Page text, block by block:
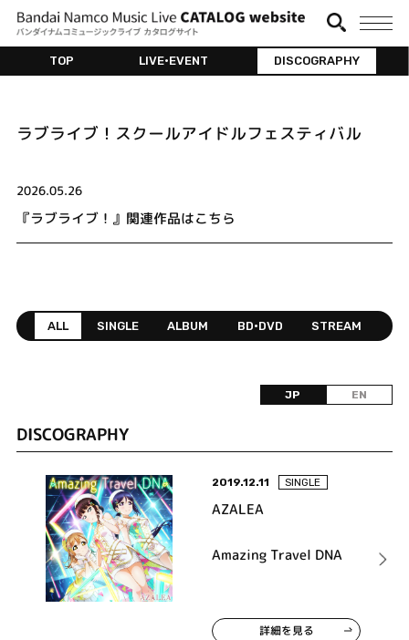
TOP LIVE•EVENT DISCOGRAPHY
ラブライブ！スクールアイドルフェスティバル
2026.05.26
『ラブライブ！』関連作品はこちら
ALL SINGLE ALBUM BD•DVD STREAM
JP EN
DISCOGRAPHY
2019.12.11 SINGLE
AZALEA
Amazing Travel DNA
詳細を見る